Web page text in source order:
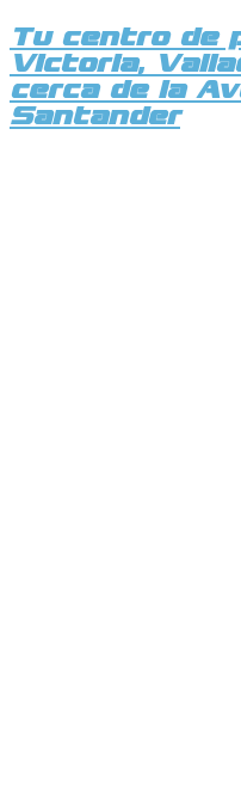
Tu centro de
Victoria,
cerca de la
Santander